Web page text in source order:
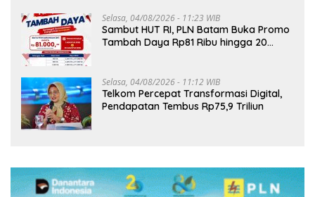
Selasa, 04/08/2026 - 11:23 WIB
Sambut HUT RI, PLN Batam Buka Promo
Tambah Daya Rp81 Ribu hingga 20
Selasa, 04/08/2026 - 11:12 WIB
Telkom Percepat Transformasi Digital,
Pendapatan Tembus Rp75,9 Triliun